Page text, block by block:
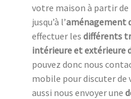
votre maison à partir de
jusqu’à l’aménagement
effectuer les différents
intérieure et extérieure
pouvez donc nous
mobile pour discuter de
aussi nous envoyer une